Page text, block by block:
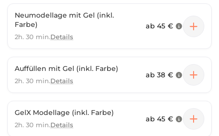
Neumodellage mit Gel (inkl.
Farbe)
2h. 30 min.Details
ab 45 €
Auffüllen mit Gel (inkl. Farbe)
2h. 30 min.Details
ab 38 €
GelX Modellage (inkl. Farbe)
2h. 30 min.Details
ab 45 €